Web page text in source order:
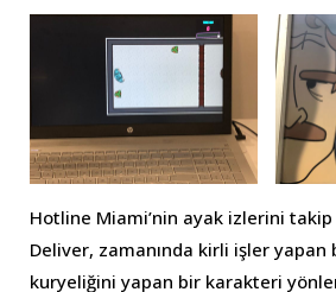
Hotline Miami’nin ayak izlerini
Deliver, zamanında kirli işler
kuryeliğini yapan bir karakteri